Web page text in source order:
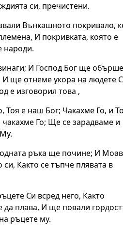
си, пречистени.
Вънкашното покривало,
И покривката, която е
народи.
И Господ Бог ще
И ще отнеме укора на людете
е изговорил това ,
Тоя е наш Бог; Чакахме Го, и
Го; Ще се зарадваме и
ръка ще почине; И
Както се тъпче плявата в
Си всред него, Както
плава, И ще повали
ръцете му.